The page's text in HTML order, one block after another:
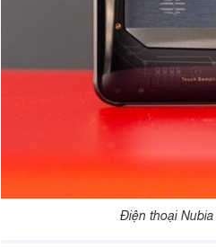
Điện thoại